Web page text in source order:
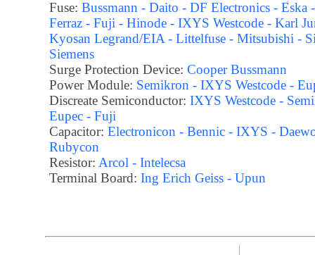
Fuse: Bussmann - Daito - DF Electronics - Eska
Ferraz - Fuji - Hinode - IXYS Westcode - Karl
Kyosan Legrand/EIA - Littelfuse - Mitsubishi -
Siemens
Surge Protection Device: Cooper Bussmann
Power Module: Semikron - IXYS Westcode -
Discreate Semiconductor: IXYS Westcode -
Eupec - Fuji
Capacitor: Electronicon - Bennic - IXYS -
Rubycon
Resistor: Arcol - Intelecsa
Terminal Board: Ing Erich Geiss - Upun